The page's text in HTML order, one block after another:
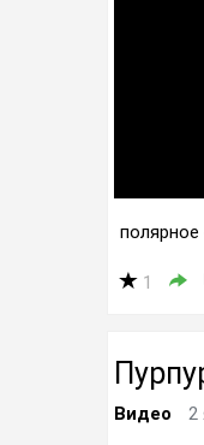
полярное
1
Видео 2